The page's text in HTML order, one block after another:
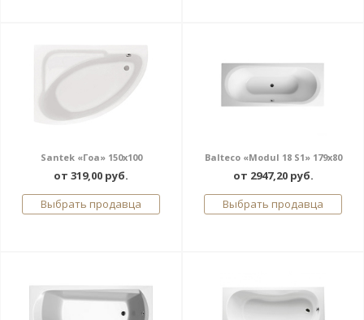
Santek «Гоа» 150x100
от 319,00 руб.
Выбрать продавца
Balteco «Modul 18 S1» 179x80
от 2947,20 руб.
Выбрать продавца